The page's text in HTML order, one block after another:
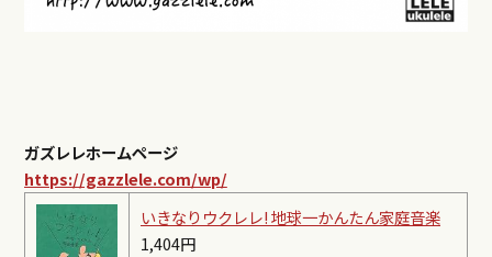
ガズレレホームページ
https://gazzlele.com/wp/
いきなりウクレレ! 地球一かんたん家庭音楽
1,404円